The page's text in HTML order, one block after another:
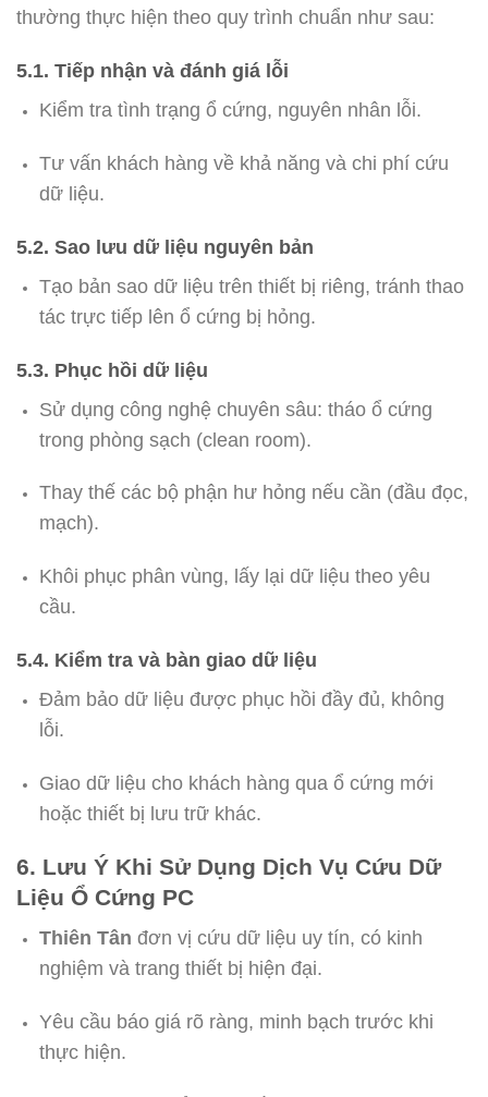
thường thực hiện theo quy trình chuẩn như sau:
5.1. Tiếp nhận và đánh giá lỗi
Kiểm tra tình trạng ổ cứng, nguyên nhân lỗi.
Tư vấn khách hàng về khả năng và chi phí cứu
dữ liệu.
5.2. Sao lưu dữ liệu nguyên bản
Tạo bản sao dữ liệu trên thiết bị riêng, tránh thao
tác trực tiếp lên ổ cứng bị hỏng.
5.3. Phục hồi dữ liệu
Sử dụng công nghệ chuyên sâu: tháo ổ cứng
trong phòng sạch (clean room).
Thay thế các bộ phận hư hỏng nếu cần (đầu đọc,
mạch).
Khôi phục phân vùng, lấy lại dữ liệu theo yêu
cầu.
5.4. Kiểm tra và bàn giao dữ liệu
Đảm bảo dữ liệu được phục hồi đầy đủ, không
lỗi.
Giao dữ liệu cho khách hàng qua ổ cứng mới
hoặc thiết bị lưu trữ khác.
6. Lưu Ý Khi Sử Dụng Dịch Vụ Cứu Dữ
Liệu Ổ Cứng PC
Thiên Tân đơn vị cứu dữ liệu uy tín, có kinh
nghiệm và trang thiết bị hiện đại.
Yêu cầu báo giá rõ ràng, minh bạch trước khi
thực hiện.